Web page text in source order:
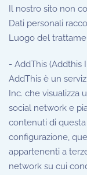
Il nostro sito non
Dati personali
Luogo del
- AddThis (Addthis
AddThis è un
Inc. che visualizza
social network e
contenuti di
configurazione,
appartenenti a
network su cui